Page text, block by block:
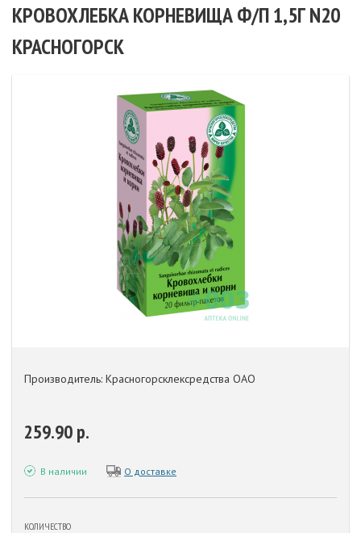
КРОВОХЛЕБКА КОРНЕВИЩА Ф/П 1,5Г N20
КРАСНОГОРСК
Производитель: Красногорсклексредства ОАО
259.90 р.
В наличии О доставке
КОЛИЧЕСТВО